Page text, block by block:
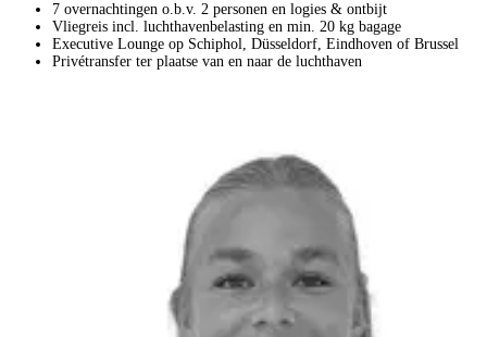
7 overnachtingen o.b.v. 2 personen en logies & ontbijt
Vliegreis incl. luchthavenbelasting en min. 20 kg bagage
Executive Lounge op Schiphol, Düsseldorf, Eindhoven of Brussel
Privétransfer ter plaatse van en naar de luchthaven